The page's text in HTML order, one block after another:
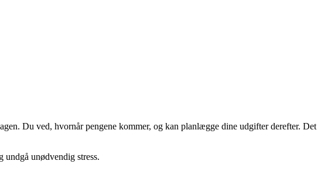
Du ved, hvornår pengene kommer, og kan planlægge dine udgifter derefter. Det
unødvendig stress.